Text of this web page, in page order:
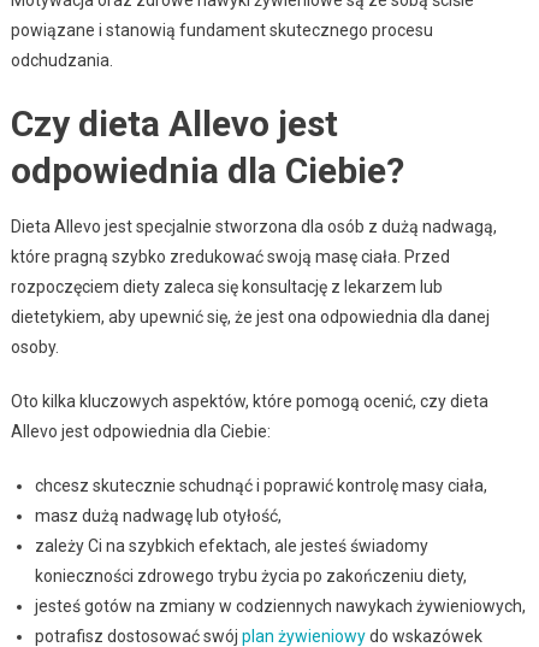
powiązane i stanowią fundament skutecznego procesu
odchudzania.
Czy dieta Allevo jest
odpowiednia dla Ciebie?
Dieta Allevo jest specjalnie stworzona dla osób z dużą nadwagą,
które pragną szybko zredukować swoją masę ciała. Przed
rozpoczęciem diety zaleca się konsultację z lekarzem lub
dietetykiem, aby upewnić się, że jest ona odpowiednia dla danej
osoby.
Oto kilka kluczowych aspektów, które pomogą ocenić, czy dieta
Allevo jest odpowiednia dla Ciebie:
chcesz skutecznie schudnąć i poprawić kontrolę masy ciała,
masz dużą nadwagę lub otyłość,
zależy Ci na szybkich efektach, ale jesteś świadomy
konieczności zdrowego trybu życia po zakończeniu diety,
jesteś gotów na zmiany w codziennych nawykach żywieniowych,
potrafisz dostosować swój plan żywieniowydo wskazówek